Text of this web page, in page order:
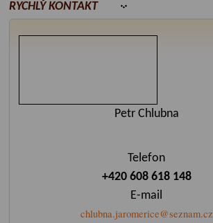
RYCHLÝ KONTAKT
Petr Chlubna
Telefon
+420 608 618 148
E-mail
chlubna.jaromerice@seznam.cz